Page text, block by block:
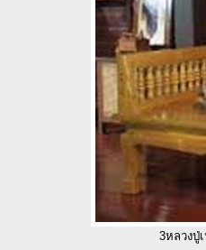
3หลวงปู่